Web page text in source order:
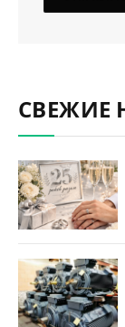
СВЕЖИЕ